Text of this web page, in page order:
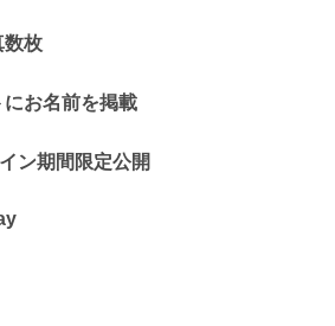
数枚
にお名前を掲載
ン期間限定公開